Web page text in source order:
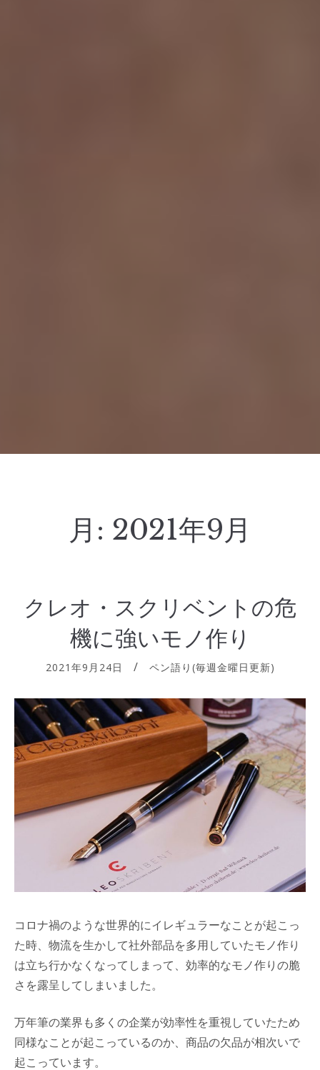
月: 2021年9月
クレオ・スクリベントの危
機に強いモノ作り
2021年9月24日 ペン語り(毎週金曜日更新)
コロナ禍のような世界的にイレギュラーなことが起こっ
た時、物流を生かして社外部品を多用していたモノ作り
は立ち行かなくなってしまって、効率的なモノ作りの脆
さを露呈してしまいました。
万年筆の業界も多くの企業が効率性を重視していたため
同様なことが起こっているのか、商品の欠品が相次いで
起こっています。